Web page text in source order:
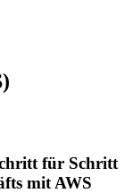
für Schritt
mit AWS